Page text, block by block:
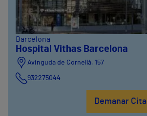
Barcelona
Hospital Vithas Barcelona
Avinguda de Cornellà, 157
932275044
Demanar Cita